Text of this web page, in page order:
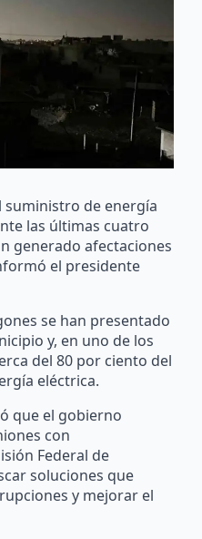
suministro de energía
las últimas cuatro
generado afectaciones
el presidente
se han presentado
y, en uno de los
del 80 por ciento del
eléctrica.
que el gobierno
con
Federal de
soluciones que
y mejorar el